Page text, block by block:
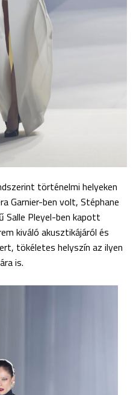
történelmi helyeken
Garnier-ben volt, Stéphane
Salle Pleyel-ben kapott
kiváló akusztikájáról és
tökéletes helyszín az ilyen
is.